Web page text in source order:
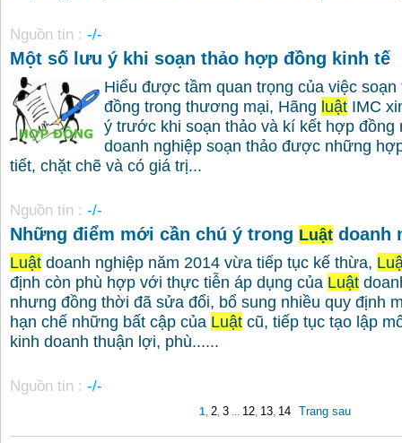
Nguồn tin : -/-
Một số lưu ý khi soạn thảo hợp đồng kinh tế
Hiểu được tầm quan trọng của việc
đồng trong thương mại, Hãng luật IMC
ý trước khi soạn thảo và kí kết hợp đồng
doanh nghiệp soạn thảo được những
tiết, chặt chẽ và có giá trị...
Nguồn tin : -/-
Những điểm mới cần chú ý trong Luật doanh
Luật doanh nghiệp năm 2014 vừa tiếp tục kế thừa,
định còn phù hợp với thực tiễn áp dụng của Luật
nhưng đồng thời đã sửa đổi, bổ sung nhiều quy định
hạn chế những bất cập của Luật cũ, tiếp tục tạo lập
kinh doanh thuận lợi, phù......
Nguồn tin : -/-
1, 2, 3 ... 12, 13, 14 Trang sau